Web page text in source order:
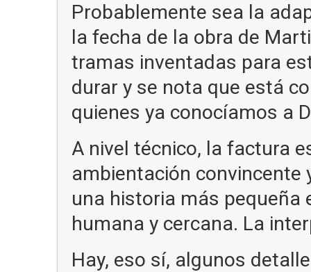
Probablemente sea la
la fecha de la obra de
tramas inventadas para
durar y se nota que está
quienes ya conocíamos a
A nivel técnico, la factura
ambientación convincente
una historia más pequeña
humana y cercana. La
Hay, eso sí, algunos